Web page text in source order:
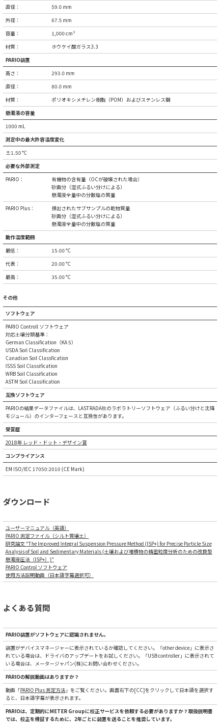
直径：
59.0 mm
外径：
67.5 mm
容量：
1,000 cm³
材質：
ホウケイ酸ガラス3.3
PARIO装置
高さ：
293.0 mm
直径：
80.0 mm
材質：
ポリオキシメチレン樹脂（POM）およびステンレス鋼
懸濁液の容量
1000 mL
測定中の最大許容温度変化
±1.50 °C
必要な外部測定
PARIO：
有機物の含有量（OCが破壊された場合）
砂画分（湿式ふるい分けによる）
懸濁液全量中の分散塩の質量
PARIO Plus：
排出されたサブサンプルの乾物質量
砂画分（湿式ふるい分けによる）
懸濁液全量中の分散塩の質量
動作温度範囲
最低：
15.00 °C
代表：
20.00 °C
最高：
35.00 °C
その他
ソフトウェア
PARIO Controll ソフトウェア
対応土壌分類基準：
German Classification（KA 5）
USDA Soil Classification
Canadian Soil Classfication
ISSS Soil Classification
WRB Soil Classification
ASTM Soil Classification
互換ソフトウェア
PARIOの結果データファイルは、LASTRADA社のラボラトリーソフトウェア（ふるい分けと沈降
モジュール）のインターフェースと互換性があります。
受賞歴
2018年 レッド・ドット・デザイン賞
コンプライアンス
EM ISO/IEC 17050:2010 (CE Mark)
ダウンロード
ユーザーマニュアル（英語）
PARIO 測定ファイル（シルト質壌土）
研究論文 "The Improved Integral Suspension Pressure Method (ISP+) for Precise Particle Size
Analysis of Soil and Sedimentary Materials (土壌および堆積物の精密粒度分析のための改良型
懸濁液圧法（ISP+）)"
PARIO Control ソフトウェア
使用方法説明動画（日本語字幕選択可）
よくある質問
PARIO装置がソフトウェアに認識されません。
装置がデバイスマネージャーに表示されているか確認してください。「other device」に表示さ
れている場合は、ドライバのアップデートをお試しください。「USB controller」に表示されて
いる場合は、メータージャパン(株)にお問い合わせください。
PARIOの解説動画はありますか？
動画「PARIO Plus 測定方法」をご覧ください。画面右下の[CC]をクリックして日本語を選択す
ると、日本語字幕が表示されます。
PARIOは、定期的にMETER Groupに校正サービスを依頼する必要がありますか？取扱説明書
では、校正を検証するために、2年ごとに装置を送ることを推奨しています。